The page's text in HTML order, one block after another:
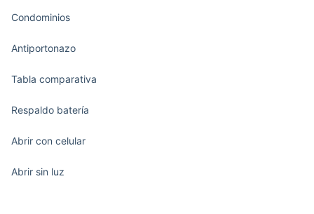
Condominios
Antiportonazo
Tabla comparativa
Respaldo batería
Abrir con celular
Abrir sin luz